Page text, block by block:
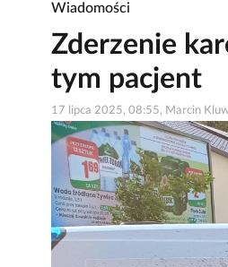
Wiadomości
Zderzenie
tym pacjent
17 lipca 2025, 08:55, Marcin